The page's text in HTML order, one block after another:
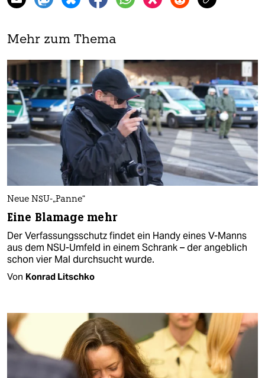
Mehr zum Thema
Neue NSU-„Panne“
Eine Blamage mehr
Der Verfassungsschutz findet ein Handy eines V-Manns
aus dem NSU-Umfeld in einem Schrank – der angeblich
schon vier Mal durchsucht wurde.
Von Konrad Litschko